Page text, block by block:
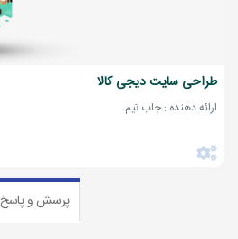
طراحی سایت دیجی کالا
ارائه دهنده : جاب تیم
پرسش و پاسخ